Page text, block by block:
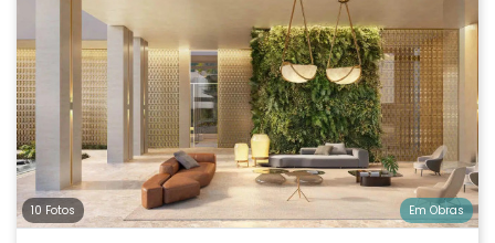
10 Fotos Em Obras